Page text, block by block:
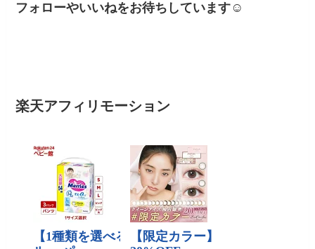
フォローやいいねをお待ちしています☺
楽天アフィリモーション